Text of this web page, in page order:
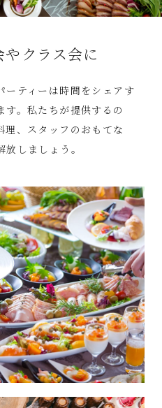
クラス会に
ーティーは時間をシェアす
す。私たちが提供するの
理、スタッフのおもてな
しましょう。